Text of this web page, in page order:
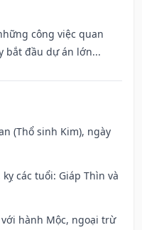
công việc quan
bắt đầu dự án lớn...
(Thổ sinh Kim), ngày
các tuổi: Giáp Thìn và
hành Mộc, ngoại trừ